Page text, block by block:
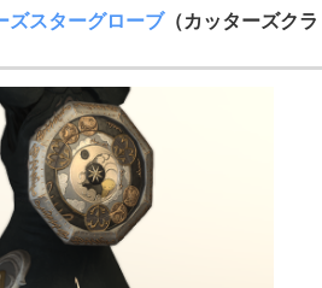
ズスターグローブ（カッターズクラ